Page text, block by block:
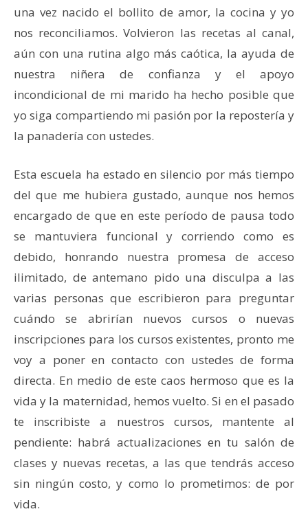
una vez nacido el bollito de amor, la cocina y yo
nos reconciliamos. Volvieron las recetas al canal,
aún con una rutina algo más caótica, la ayuda de
nuestra niñera de confianza y el apoyo
incondicional de mi marido ha hecho posible que
yo siga compartiendo mi pasión por la repostería y
la panadería con ustedes.
Esta escuela ha estado en silencio por más tiempo
del que me hubiera gustado, aunque nos hemos
encargado de que en este período de pausa todo
se mantuviera funcional y corriendo como es
debido, honrando nuestra promesa de acceso
ilimitado, de antemano pido una disculpa a las
varias personas que escribieron para preguntar
cuándo se abrirían nuevos cursos o nuevas
inscripciones para los cursos existentes, pronto me
voy a poner en contacto con ustedes de forma
directa. En medio de este caos hermoso que es la
vida y la maternidad, hemos vuelto. Si en el pasado
te inscribiste a nuestros cursos, mantente al
pendiente: habrá actualizaciones en tu salón de
clases y nuevas recetas, a las que tendrás acceso
sin ningún costo, y como lo prometimos: de por
vida.